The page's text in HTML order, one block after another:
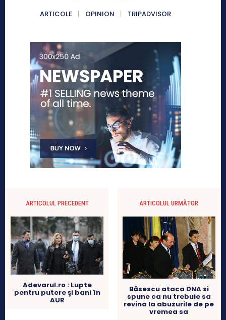
ARTICOLE OPINION TRIPADVISOR
ARTICOLUL PRECEDENT
Adevarul.ro : Lupte
pentru putere şi bani în
AUR
ARTICOLUL URMĂTOR
Băsescu ataca DNA si
spune ca nu trebuie sa
revina la abuzurile de pe
vremea sa